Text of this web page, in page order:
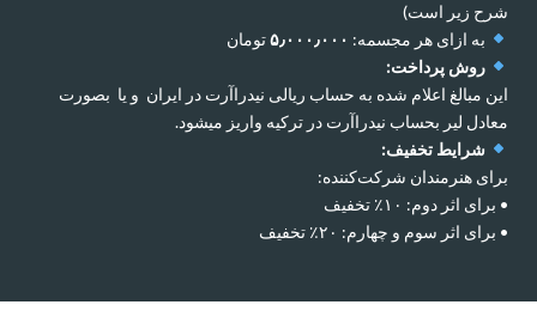
شرح زیر است)
به ازای هر مجسمه:۵٫۰۰۰٫۰۰۰ تومان
روش پرداخت:
این مبالغ اعلام شده به حساب ریالی نیدراآرت در ایران و یا بصورت
معادل لیر بحساب نیدراآرت در ترکیه واریز میشود.
شرایط تخفیف:
برای هنرمندان شرکت‌کننده:
• برای اثر دوم: ۱۰٪ تخفیف
• برای اثر سوم و چهارم: ۲۰٪ تخفیف